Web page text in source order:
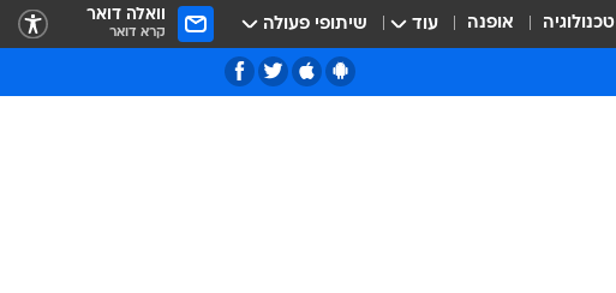
טכנולוגיה אופנה עוד שיתופי פעולה וואלה דואר
קרא דואר